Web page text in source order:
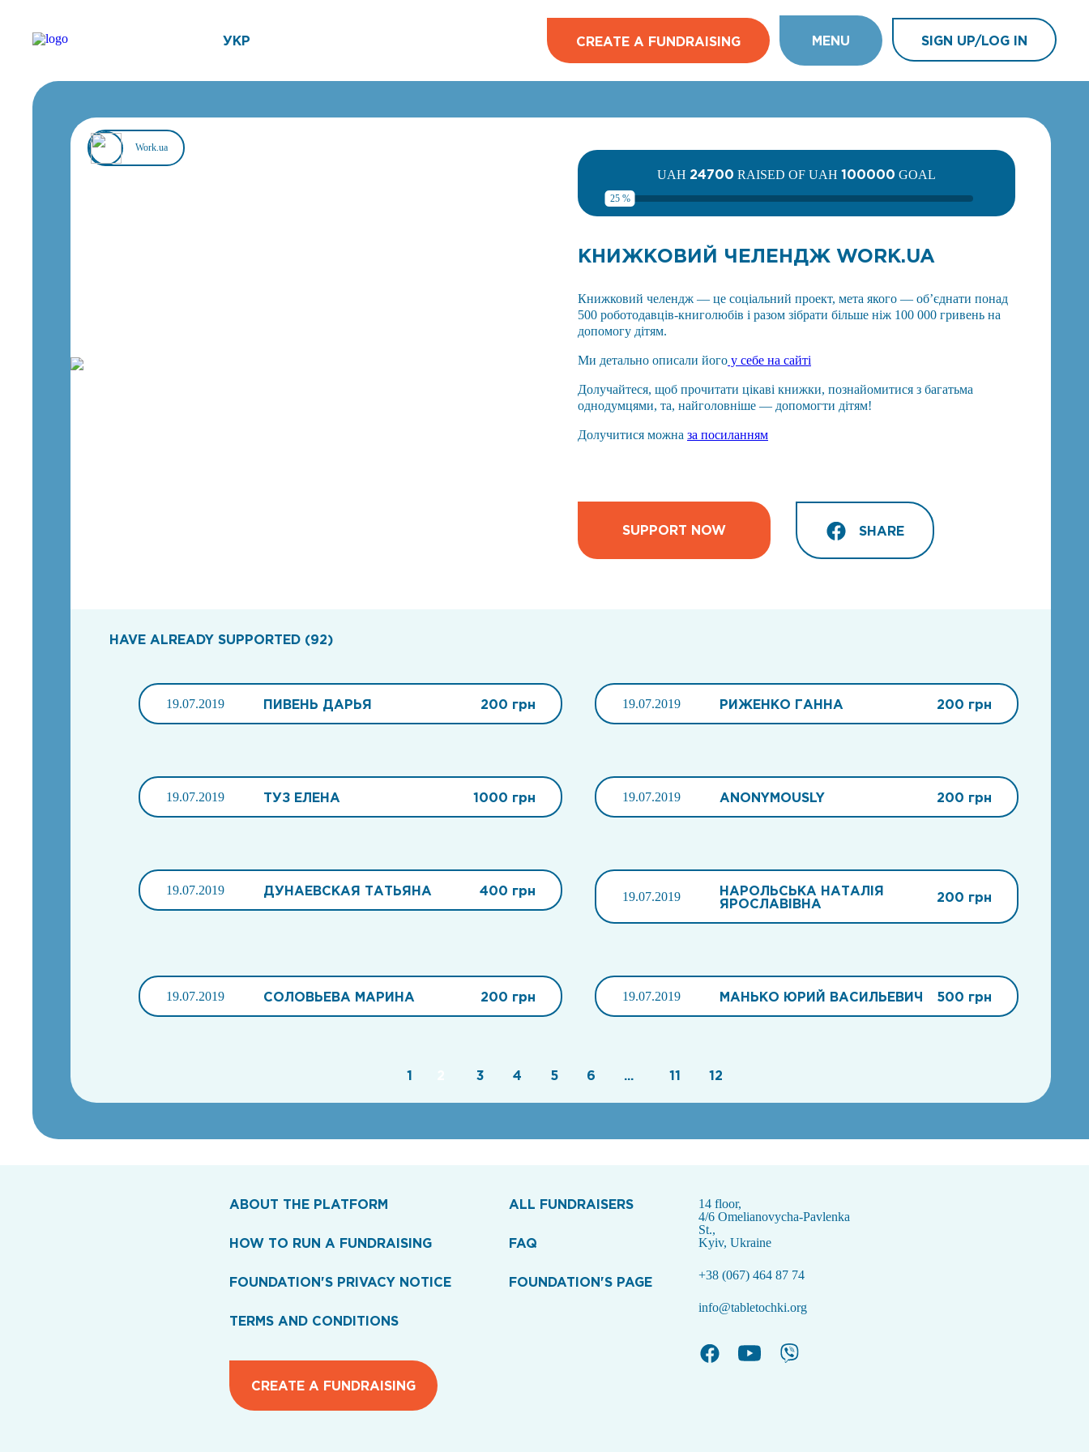
УКР CREATE A FUNDRAISING MENU SIGN UP/LOG IN
Work.ua
UAH 24700 RAISED OF UAH 100000 GOAL
25 %
КНИЖКОВИЙ ЧЕЛЕНДЖ WORK.UA
Книжковий челендж — це соціальний проект, мета якого — об’єднати понад
500 роботодавців-книголюбів і разом зібрати більше ніж 100 000 гривень на
допомогу дітям.
Ми детально описали його у себе на сайті
Долучайтеся, щоб прочитати цікаві книжки, познайомитися з багатьма
однодумцями, та, найголовніше — допомогти дітям!
Долучитися можна за посиланням
SUPPORT NOW SHARE
HAVE ALREADY SUPPORTED (92)
19.07.2019 ПИВЕНЬ ДАРЬЯ 200 грн 19.07.2019 РИЖЕНКО ГАННА 200 грн
19.07.2019 ТУЗ ЕЛЕНА 1000 грн 19.07.2019 ANONYMOUSLY 200 грн
19.07.2019 ДУНАЕВСКАЯ ТАТЬЯНА 400 грн 19.07.2019
НАРОЛЬСЬКА НАТАЛІЯ
ЯРОСЛАВІВНА
200 грн
19.07.2019 СОЛОВЬЕВА МАРИНА 200 грн 19.07.2019 МАНЬКО ЮРИЙ ВАСИЛЬЕВИЧ 500 грн
1 3 4 5 6 ... 11 12
ABOUT THE PLATFORM
HOW TO RUN A FUNDRAISING
FOUNDATION'S PRIVACY NOTICE
TERMS AND CONDITIONS
CREATE A FUNDRAISING
ALL FUNDRAISERS
FAQ
FOUNDATION'S PAGE
14 floor,
4/6 Omelianovycha-Pavlenka
St.,
Kyiv, Ukraine
+38 (067) 464 87 74
info@tabletochki.org